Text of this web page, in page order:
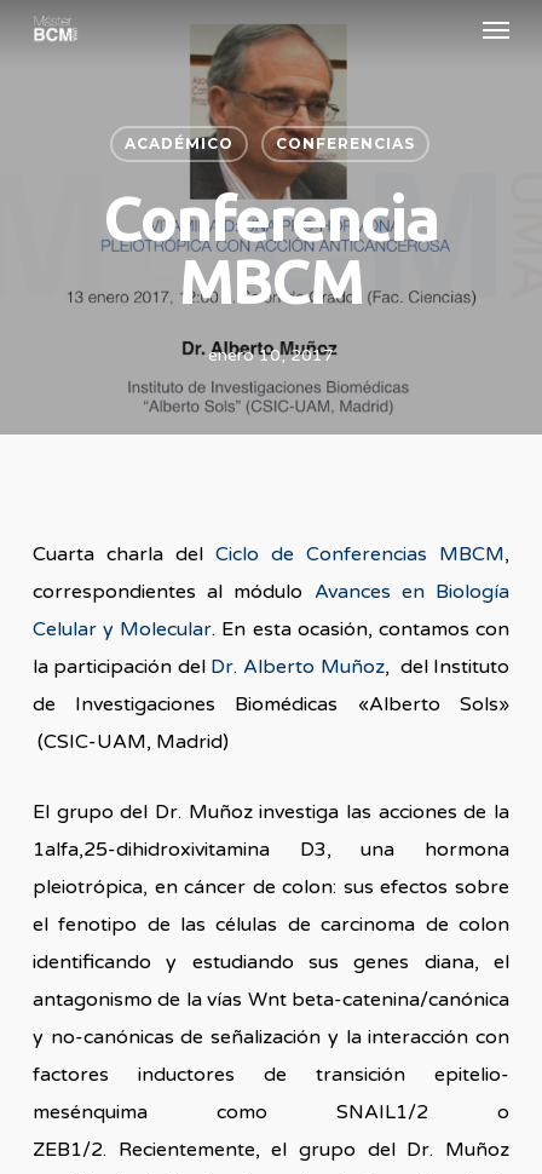
Skip
Menu
ACADÉMICO CONFERENCIAS
Conferencia
MBCM
enero 10, 2017
Cuarta charla del Ciclo de Conferencias MBCM,
correspondientes al módulo Avances en Biología
Celular y Molecular. En esta ocasión, contamos con
la participación del Dr. Alberto Muñoz, del Instituto
de Investigaciones Biomédicas «Alberto Sols»
(CSIC-UAM, Madrid)
El grupo del Dr. Muñoz investiga las acciones de la
1alfa,25-dihidroxivitamina D3, una hormona
pleiotrópica, en cáncer de colon: sus efectos sobre
el fenotipo de las células de carcinoma de colon
identificando y estudiando sus genes diana, el
antagonismo de la vías Wnt beta-catenina/canónica
y no-canónicas de señalización y la interacción con
factores inductores de transición epitelio-
mesénquima como SNAIL1/2 o
ZEB1/2. Recientemente, el grupo del Dr. Muñoz